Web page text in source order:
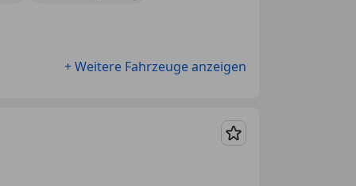
+ Weitere Fahrzeuge anzeigen
Merken